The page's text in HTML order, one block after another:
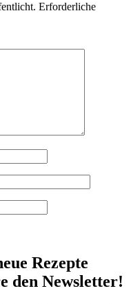
Erforderliche
Rezepte
den Newsletter!